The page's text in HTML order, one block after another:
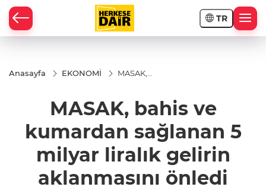
TR
Anasayfa EKONOMİ
MASAK,
sağlanan 5
milyar liralık
gelirin
aklanmasını
önledi
MASAK, bahis ve
kumardan sağlanan 5
milyar liralık gelirin
aklanmasını önledi